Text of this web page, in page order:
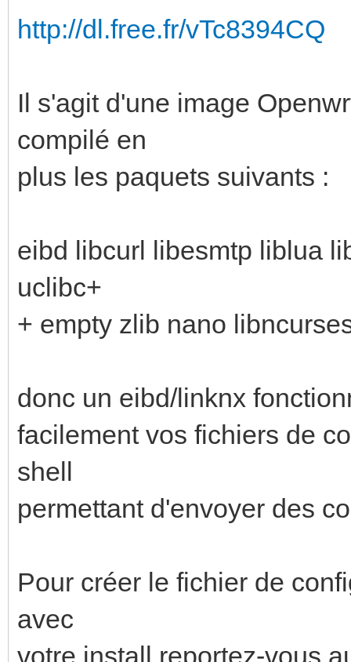
http://dl.free.fr/vTc8394CQ
Il s'agit d'une image
compilé en
plus les paquets suivants :
eibd libcurl libesmtp liblua
uclibc+
+ empty zlib nano
donc un eibd/linknx
facilement vos fichiers de
shell
permettant d'envoyer des
Pour créer le fichier de
avec
votre install reportez-vous